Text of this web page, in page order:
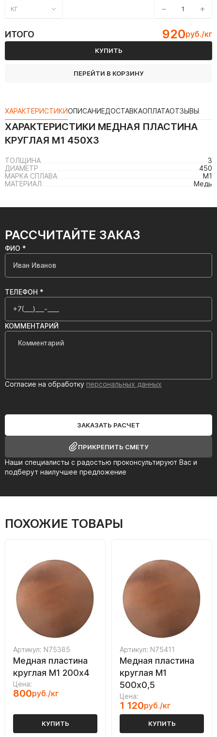
КГ − +
ИТОГО 920руб./кг
КУПИТЬ
ПЕРЕЙТИ В КОРЗИНУ
ХАРАКТЕРИСТИКИОПИСАНИЕДОСТАВКАОПЛАТАОТЗЫВЫ
ХАРАКТЕРИСТИКИ МЕДНАЯ ПЛАСТИНА
КРУГЛАЯ М1 450Х3
ТОЛЩИНА
3
ДИАМЕТР
450
МАРКА СПЛАВА
М1
МАТЕРИАЛ
Медь
РАССЧИТАЙТЕ ЗАКАЗ
Наши специалисты с радостью проконсультируют Вас и
подберут наилучшее предложение
ФИО *
ТЕЛЕФОН *
КОММЕНТАРИЙ
Согласие на обработку персональных данных
ЗАКАЗАТЬ РАСЧЕТ
ПРИКРЕПИТЬ СМЕТУ
ПОХОЖИЕ ТОВАРЫ
Артикул: N75385
Медная пластина
круглая М1 200х4
Цена:
800руб./кг
КУПИТЬ
Артикул: N75411
Медная пластина
круглая М1
500х0,5
Цена:
1 120руб./кг
КУПИТЬ